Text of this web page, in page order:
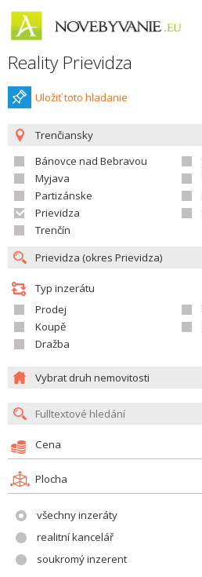
Reality Prievidza
Uložiť toto hladanie
Trenčiansky
Bánovce nad Bebravou
Myjava
Partizánske
Prievidza
Trenčín
Typ inzerátu
Prodej
Koupě
Dražba
Vybrat druh nemovitosti
Cena
Plocha
všechny inzeráty
realitní kancelář
soukromý inzerent